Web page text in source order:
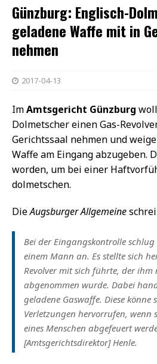
Günzburg: Englisch-
geladene Waffe mit in
nehmen
2017-04-13
ImAmtsgericht Günzburg
Dolmetscher einen Gas-
Gerichtssaal nehmen und
Waffe am Eingang abzugeben.
worden, um bei einer
dolmetschen.
DieAugsburger Allgemeine
Bei der Eingangskontrolle
einem Mann an. Es stellte sich
Revolver mit sich führte, der
abgenommen wurde. Dabei
geladene Gaswaffe. Diese könne
Verletzungen hervorrufen, wenn
eines Menschen abgefeuert
[Amtsgerichtsdirektor] Henle.